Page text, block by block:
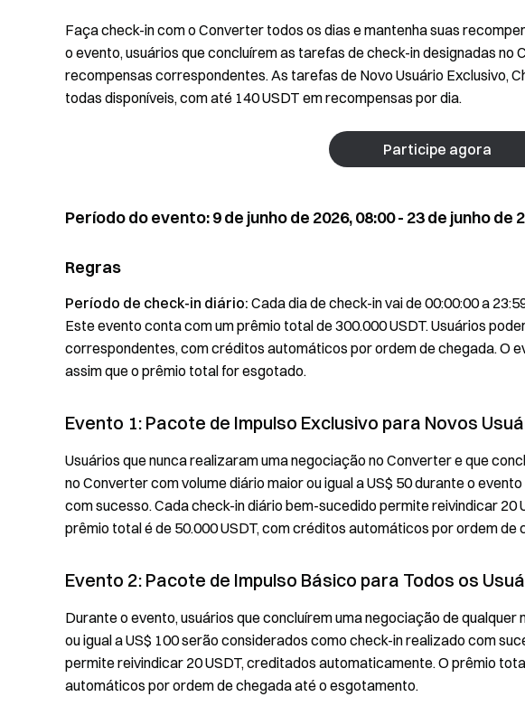
Faça check-in com o Converter todos os dias e mantenha suas
o evento, usuários que concluírem as tarefas de check-in designadas no
recompensas correspondentes. As tarefas de Novo Usuário Exclusivo,
todas disponíveis, com até 140 USDT em recompensas por dia.
Participe agora
Período do evento: 9 de junho de 2026, 08:00 - 23 de junho de
Regras
Período de check-in diário: Cada dia de check-in vai de 00:00:00 a
Este evento conta com um prêmio total de 300.000 USDT. Usuários
correspondentes, com créditos automáticos por ordem de chegada. O
assim que o prêmio total for esgotado.
Evento 1: Pacote de Impulso Exclusivo para Novos
Usuários que nunca realizaram uma negociação no Converter e que
no Converter com volume diário maior ou igual a US$ 50 durante o
com sucesso. Cada check-in diário bem-sucedido permite reivindicar
prêmio total é de 50.000 USDT, com créditos automáticos por ordem
Evento 2: Pacote de Impulso Básico para Todos os
Durante o evento, usuários que concluírem uma negociação de
ou igual a US$ 100 serão considerados como check-in realizado com
permite reivindicar 20 USDT, creditados automaticamente. O prêmio
automáticos por ordem de chegada até o esgotamento.